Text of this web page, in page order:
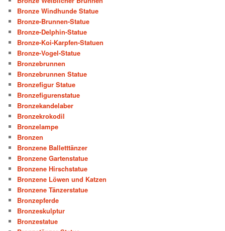
Bronze Windhunde Statue
Bronze-Brunnen-Statue
Bronze-Delphin-Statue
Bronze-Koi-Karpfen-Statuen
Bronze-Vogel-Statue
Bronzebrunnen
Bronzebrunnen Statue
Bronzefigur Statue
Bronzefigurenstatue
Bronzekandelaber
Bronzekrokodil
Bronzelampe
Bronzen
Bronzene Balletttänzer
Bronzene Gartenstatue
Bronzene Hirschstatue
Bronzene Löwen und Katzen
Bronzene Tänzerstatue
Bronzepferde
Bronzeskulptur
Bronzestatue